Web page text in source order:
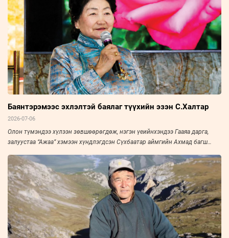
Баянтэрэмээс эхлэлтэй баялаг түүхийн эзэн С.Халтар
2026-07-06
Олон түмэндээ хүлээн зөвшөөрөгдөж, нэгэн үеийнхэндээ Гааяа дарга,
залуустаа “Ажаа” хэмээн хүндлэгдсэн Сүхбаатар аймгийн Ахмад багш
“Зууны мэдээ” сонин “Амьдралын тойрог” буландаа урьж, ярилцлаа. Эрч
хүч дүүрэн амьдарсан эрхэм хүний ярианаас улс, орны нийгэм, эдийн
засаг, улс төрийн амьдралын нэгэн үе ихэд тодхон харагдана.